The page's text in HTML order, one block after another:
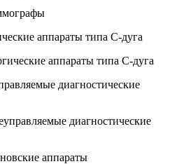
аппараты типа C-дуга
диагностические
аппараты